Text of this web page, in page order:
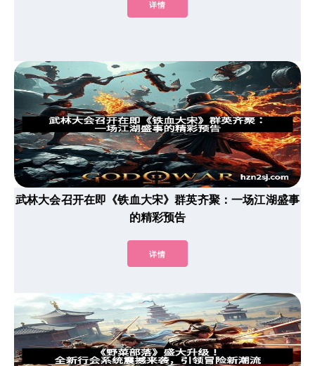
详情
武林大会召开在即《铁血大宋》群英齐聚：一场江湖盛事
的精彩预告
详情